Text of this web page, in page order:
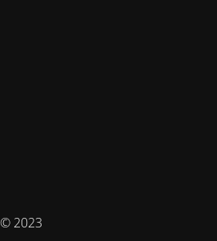
© 2023